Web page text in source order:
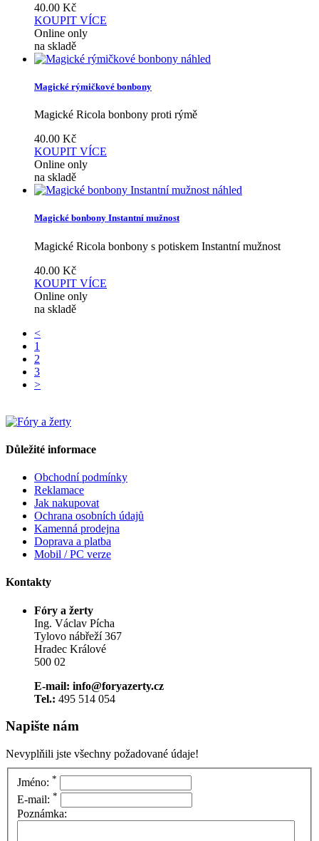
40.00 Kč
KOUPIT VÍCE
Online only
na skladě
náhled
Magické rýmičkové bonbony
Magické Ricola bonbony proti rýmě
40.00 Kč
KOUPIT VÍCE
Online only
na skladě
náhled
Magické bonbony Instantní mužnost
Magické Ricola bonbony s potiskem Instantní mužnost
40.00 Kč
KOUPIT VÍCE
Online only
na skladě
<
1
2
3
>
Důležité informace
Obchodní podmínky
Reklamace
Jak nakupovat
Ochrana osobních údajů
Kamenná prodejna
Doprava a platba
Mobil / PC verze
Kontakty
Fóry a žerty
Ing. Václav Pícha
Tylovo nábřeží 367
Hradec Králové
500 02
E-mail: info@foryazerty.cz
Tel.: 495 514 054
Napište nám
Nevyplňili jste všechny požadované údaje!
Jméno: *
E-mail: *
Poznámka: